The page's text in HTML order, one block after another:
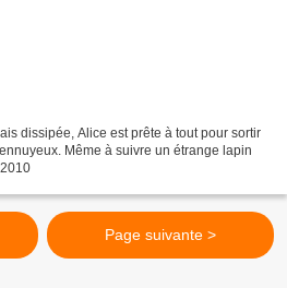
dissipée, Alice est prête à tout pour sortir
Même à suivre un étrange lapin
Page suivante >